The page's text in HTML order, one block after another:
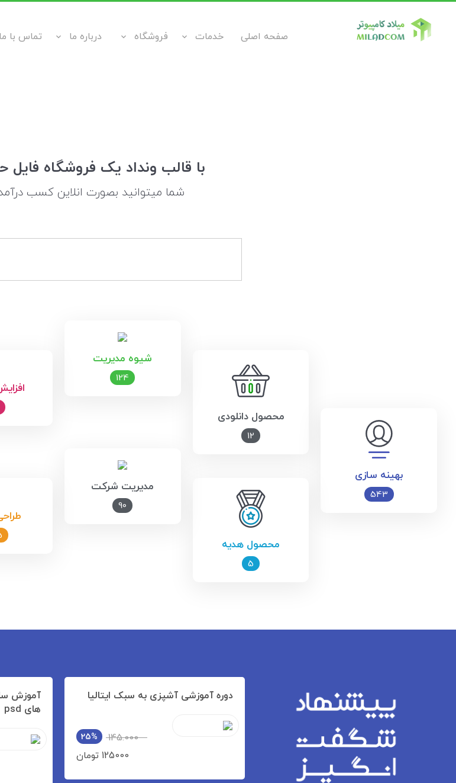
صفحه اصلی خدمات فروشگاه درباره ما تماس با ما
با قالب ونداد یک فروشگاه فایل
شما میتوانید بصورت انلاین کسب
محصول دانلودی
12
شیوه مدیریت
124
بهینه سازی
543
محصول هدیه
5
مدیریت شرکت
90
دوره آموزشی آشپزی به سبک ایتالیا
25%
145.000
125000 تومان
آموزش
های psd